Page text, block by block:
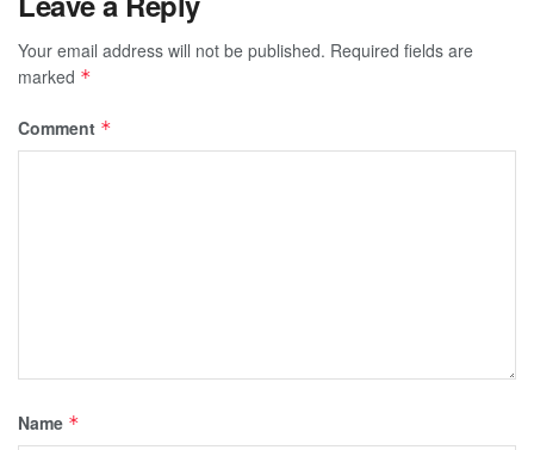
Your email address will not be published. Required fields are
marked *
Comment *
Name *